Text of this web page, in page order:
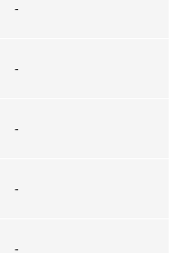
-
-
-
-
-